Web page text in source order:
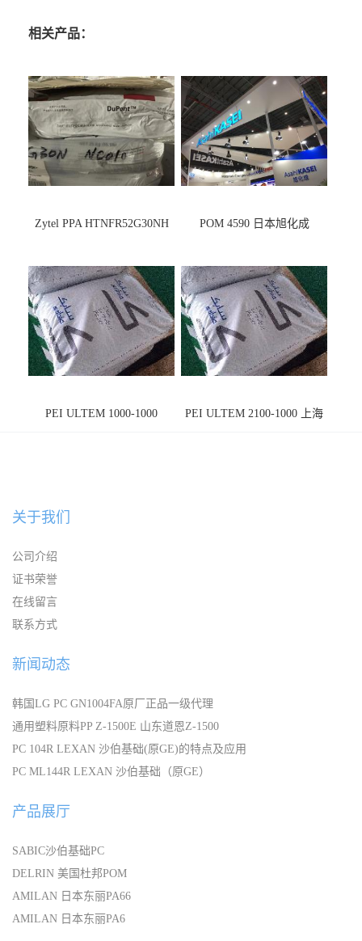
相关产品：
Zytel PPA HTNFR52G30NH POM 4590 日本旭化成
PEI ULTEM 1000-1000
PEI ULTEM 2100-1000 上海
关于我们
公司介绍
证书荣誉
在线留言
联系方式
新闻动态
韩国LG PC GN1004FA原厂正品一级代理
通用塑料原料PP Z-1500E 山东道恩Z-1500
PC 104R LEXAN 沙伯基础(原GE)的特点及应用
PC ML144R LEXAN 沙伯基础（原GE）
产品展厅
SABIC沙伯基础PC
DELRIN 美国杜邦POM
AMILAN 日本东丽PA66
AMILAN 日本东丽PA6